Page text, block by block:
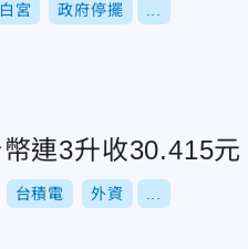
白宮 政府停擺
連3升收30.415元
台積電 外資